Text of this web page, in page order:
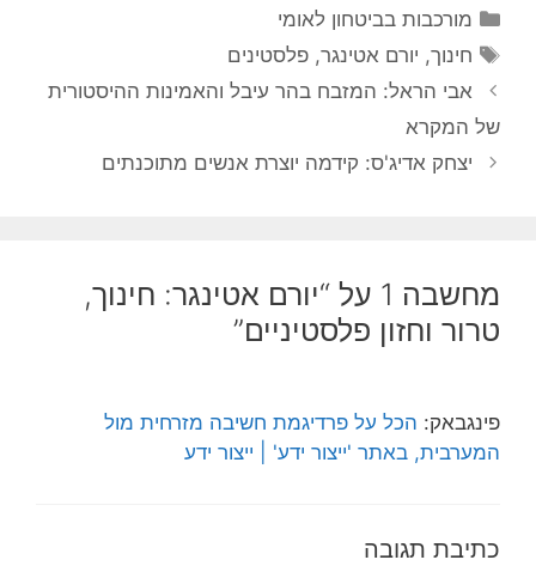
קטגוריות
מורכבות בביטחון לאומי
תגיות
חינוך, יורם אטינגר,פלסטינים
אבי הראל: המזבח בהר עיבל והאמינות ההיסטורית
של המקרא
יצחק אדיג'ס: קידמה יוצרת אנשים מתוכנתים
מחשבה 1 על “יורם אטינגר: חינוך,
טרור וחזון פלסטיניים”
פינגבאק: הכל על פרדיגמת חשיבה מזרחית מול
המערבית, באתר 'ייצור ידע' | ייצור ידע
כתיבת תגובה